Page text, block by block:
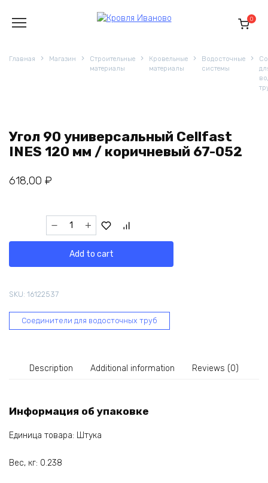
содержанию
0
Главная Магазин
Строительные
материалы
Кровельные
материалы
Водосточные
системы
Угол 90 универсальный Cellfast
INES 120 мм / коричневый 67-052
618,00 ₽
90
Cellfast
мм
коричневый
Add to cart
SKU: 16122537
Соединители для водосточных труб
Description Additional information Reviews (0)
Информация об упаковке
Единица товара: Штука
Вес, кг: 0.238